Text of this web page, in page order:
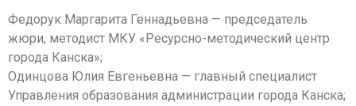
Федорук Маргарита Геннадьевна — председатель
жюри, методист МКУ «Ресурсно-методический центр
города Канска»;
Одинцова Юлия Евгеньевна — главный специалист
Управления образования администрации города Канска;